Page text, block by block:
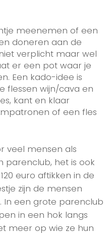
meenemen of een
doneren aan de
verplicht maar wel
er een pot waar je
Een kado-idee is
flessen wijn/cava en
kant en klaar
of een fles
veel mensen als
parenclub, het is ook
euro aftikken in de
zijn de mensen
In een grote parenclub
in een hok langs
meer op wie ze hun